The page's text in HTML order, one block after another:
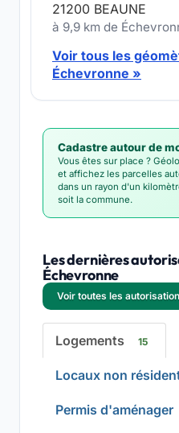
21200 BEAUNE
à 9,9 km de
Voir tous les
Échevronne »
Cadastre autour de
Vous êtes sur place ?
et affichez les parcelles
dans un rayon d'un
soit la commune.
Les dernières
Échevronne
Voir toutes les
Logements 15
Locaux non
Permis d'aménager